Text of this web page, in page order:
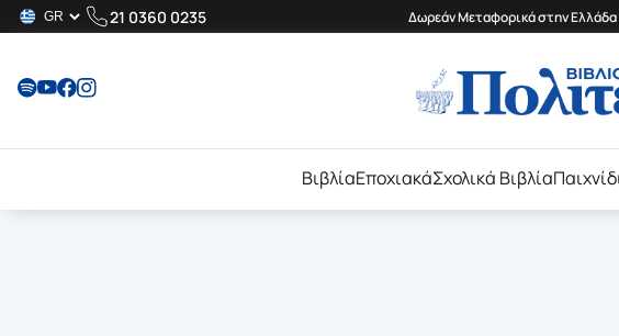
21 0360 0235 Δωρεάν Μεταφορικά στην Ελλάδα
ΒιβλίαΕποχιακάΣχολικά Βιβλία